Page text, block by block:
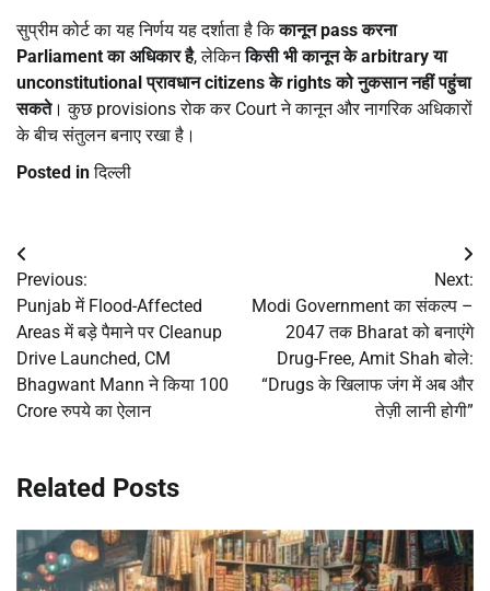
सुप्रीम कोर्ट का यह निर्णय यह दर्शाता है किकानूनpassकरना
Parliamentका अधिकार है, लेकिनकिसी भी कानून केarbitraryया
unconstitutionalप्रावधानcitizensकेrightsको नुकसान नहीं पहुंचा
सकते। कुछ provisions रोक कर Court ने कानून और नागरिक अधिकारों
के बीच संतुलन बनाए रखा है।
Posted inदिल्ली
Post
navigation
Previous:
Punjab में Flood-Affected
Areas में बड़े पैमाने पर Cleanup
Drive Launched, CM
Bhagwant Mann ने किया 100
Crore रुपये का ऐलान
Next:
Modi Government का संकल्प –
2047 तक Bharat को बनाएंगे
Drug-Free, Amit Shah बोले:
“Drugs के खिलाफ जंग में अब और
तेज़ी लानी होगी”
Related Posts